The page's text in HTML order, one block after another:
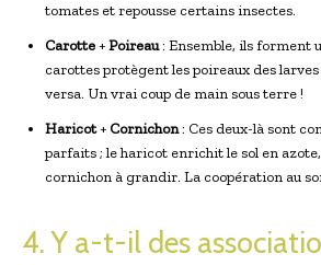
tomates et repousse certains insectes.
Carotte+Poireau: Ensemble, ils forment
carottes protègent les poireaux des
versa. Un vrai coup de main sous terre !
Haricot+ Cornichon: Ces deux-là sont
parfaits ; le haricot enrichit le sol en
cornichon à grandir. La coopération au
4. Y a-t-il des